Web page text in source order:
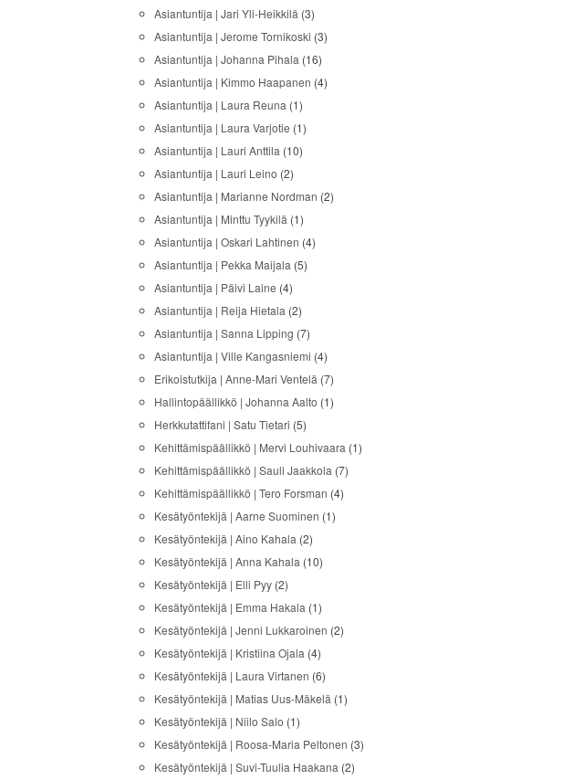
Asiantuntija | Jari Yli-Heikkilä (3)
Asiantuntija | Jerome Tornikoski (3)
Asiantuntija | Johanna Pihala (16)
Asiantuntija | Kimmo Haapanen (4)
Asiantuntija | Laura Reuna (1)
Asiantuntija | Laura Varjotie (1)
Asiantuntija | Lauri Anttila (10)
Asiantuntija | Lauri Leino (2)
Asiantuntija | Marianne Nordman (2)
Asiantuntija | Minttu Tyykilä (1)
Asiantuntija | Oskari Lahtinen (4)
Asiantuntija | Pekka Maijala (5)
Asiantuntija | Päivi Laine (4)
Asiantuntija | Reija Hietala (2)
Asiantuntija | Sanna Lipping (7)
Asiantuntija | Ville Kangasniemi (4)
Erikoistutkija | Anne-Mari Ventelä (7)
Hallintopäällikkö | Johanna Aalto (1)
Herkkutattifani | Satu Tietari (5)
Kehittämispäällikkö | Mervi Louhivaara (1)
Kehittämispäällikkö | Sauli Jaakkola (7)
Kehittämispäällikkö | Tero Forsman (4)
Kesätyöntekijä | Aarne Suominen (1)
Kesätyöntekijä | Aino Kahala (2)
Kesätyöntekijä | Anna Kahala (10)
Kesätyöntekijä | Elli Pyy (2)
Kesätyöntekijä | Emma Hakala (1)
Kesätyöntekijä | Jenni Lukkaroinen (2)
Kesätyöntekijä | Kristiina Ojala (4)
Kesätyöntekijä | Laura Virtanen (6)
Kesätyöntekijä | Matias Uus-Mäkelä (1)
Kesätyöntekijä | Niilo Salo (1)
Kesätyöntekijä | Roosa-Maria Peltonen (3)
Kesätyöntekijä | Suvi-Tuulia Haakana (2)